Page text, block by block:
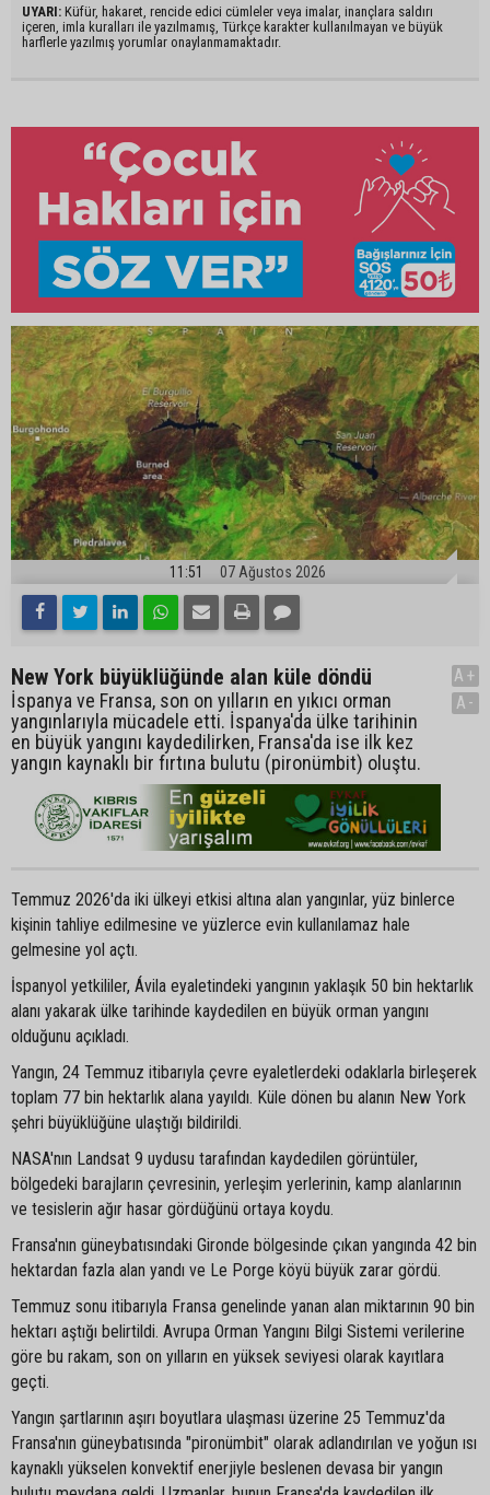
UYARI: Küfür, hakaret, rencide edici cümleler veya imalar, inançlara saldırı
içeren, imla kuralları ile yazılmamış, Türkçe karakter kullanılmayan ve büyük
harflerle yazılmış yorumlar onaylanmamaktadır.
11:51 07 Ağustos 2026
New York büyüklüğünde alan küle döndü
İspanya ve Fransa, son on yılların en yıkıcı orman
yangınlarıyla mücadele etti. İspanya'da ülke tarihinin
en büyük yangını kaydedilirken, Fransa'da ise ilk kez
yangın kaynaklı bir fırtına bulutu (pironümbit) oluştu.
A+
A-
Temmuz 2026'da iki ülkeyi etkisi altına alan yangınlar, yüz binlerce
kişinin tahliye edilmesine ve yüzlerce evin kullanılamaz hale
gelmesine yol açtı.
İspanyol yetkililer, Ávila eyaletindeki yangının yaklaşık 50 bin hektarlık
alanı yakarak ülke tarihinde kaydedilen en büyük orman yangını
olduğunu açıkladı.
Yangın, 24 Temmuz itibarıyla çevre eyaletlerdeki odaklarla birleşerek
toplam 77 bin hektarlık alana yayıldı. Küle dönen bu alanın New York
şehri büyüklüğüne ulaştığı bildirildi.
NASA'nın Landsat 9 uydusu tarafından kaydedilen görüntüler,
bölgedeki barajların çevresinin, yerleşim yerlerinin, kamp alanlarının
ve tesislerin ağır hasar gördüğünü ortaya koydu.
Fransa'nın güneybatısındaki Gironde bölgesinde çıkan yangında 42 bin
hektardan fazla alan yandı ve Le Porge köyü büyük zarar gördü.
Temmuz sonu itibarıyla Fransa genelinde yanan alan miktarının 90 bin
hektarı aştığı belirtildi. Avrupa Orman Yangını Bilgi Sistemi verilerine
göre bu rakam, son on yılların en yüksek seviyesi olarak kayıtlara
geçti.
Yangın şartlarının aşırı boyutlara ulaşması üzerine 25 Temmuz'da
Fransa'nın güneybatısında "pironümbit" olarak adlandırılan ve yoğun ısı
kaynaklı yükselen konvektif enerjiyle beslenen devasa bir yangın